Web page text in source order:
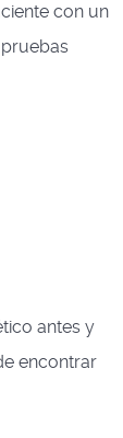
con un
antes y
encontrar